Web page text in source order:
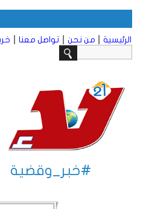
الرئيسية من نحن تواصل معنا
#خبر_وقضية